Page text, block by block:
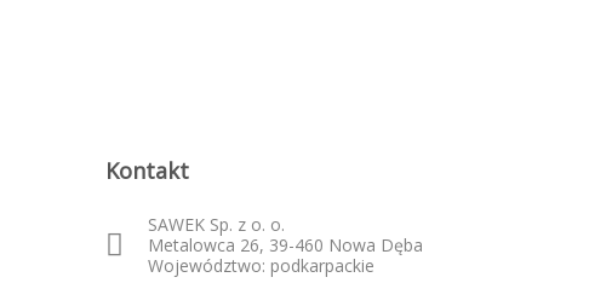
Kontakt
SAWEK Sp. z o. o.
Metalowca 26, 39-460 Nowa Dęba
Województwo: podkarpackie